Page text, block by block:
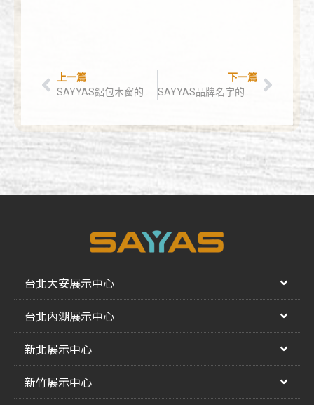
上一篇
SAYYAS鋁包木窗的榮譽與成就
下一篇
SAYYAS品牌名字的由來
台北大安展示中心
台北內湖展示中心
新北展示中心
新竹展示中心